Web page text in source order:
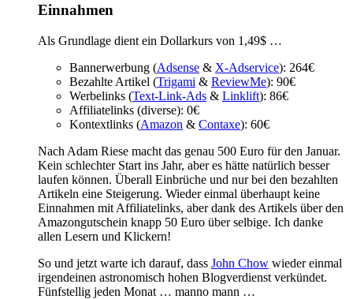
Einnahmen
Als Grundlage dient ein Dollarkurs von 1,49$ …
Bannerwerbung (Adsense & X-Adservice): 264€
Bezahlte Artikel (Trigami & ReviewMe): 90€
Werbelinks (Text-Link-Ads & Linklift): 86€
Affiliatelinks (diverse): 0€
Kontextlinks (Amazon & Contaxe): 60€
Nach Adam Riese macht das genau 500 Euro für den Januar.
Kein schlechter Start ins Jahr, aber es hätte natürlich besser
laufen können. Überall Einbrüche und nur bei den bezahlten
Artikeln eine Steigerung. Wieder einmal überhaupt keine
Einnahmen mit Affiliatelinks, aber dank des Artikels über den
Amazongutschein knapp 50 Euro über selbige. Ich danke
allen Lesern und Klickern!
So und jetzt warte ich darauf, dass John Chow wieder einmal
irgendeinen astronomisch hohen Blogverdienst verkündet.
Fünfstellig jeden Monat … manno mann …